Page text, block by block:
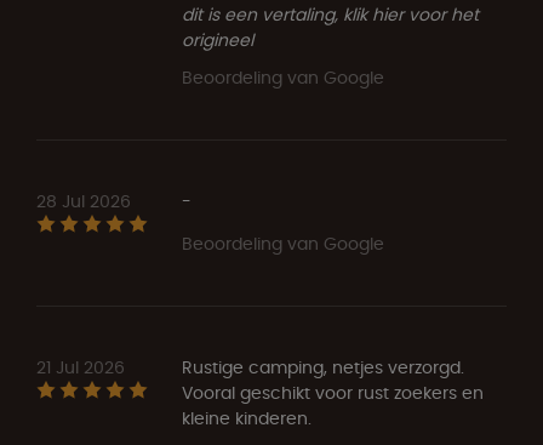
dit is een vertaling, klik hier voor het
origineel
Beoordeling van Google
28 Jul 2026
-
Beoordeling van Google
21 Jul 2026
Rustige camping, netjes verzorgd.
Vooral geschikt voor rust zoekers en
kleine kinderen.